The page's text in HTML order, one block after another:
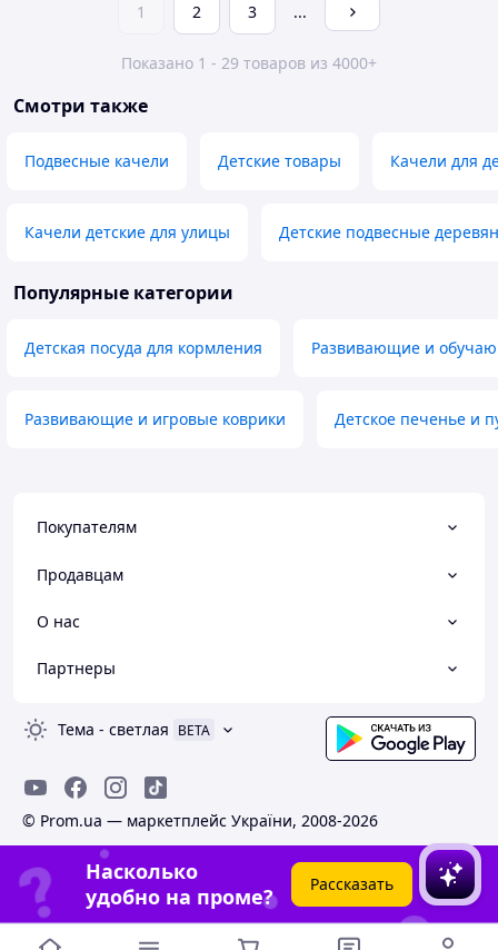
1 2 3 ...
Показано 1 - 29 товаров из 4000+
Смотри также
Подвесные качели Детские товары Качели для
Качели детские для улицы Детские подвесные
Популярные категории
Детская посуда для кормления Развивающие и
Развивающие и игровые коврики Детское печенье и
Покупателям
Продавцам
О нас
Партнеры
Тема - светлая BETA
© Prom.ua — маркетплейс України, 2008-2026
Насколько
удобно на проме?
Рассказать